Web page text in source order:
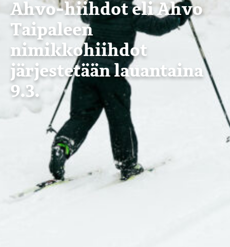
Ahvo-hiihdot eli Ahvo
Taipaleen
nimikkohiihdot
järjestetään lauantaina
9.3.